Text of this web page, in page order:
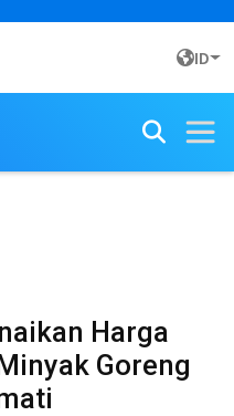
ID
Harga
Goreng